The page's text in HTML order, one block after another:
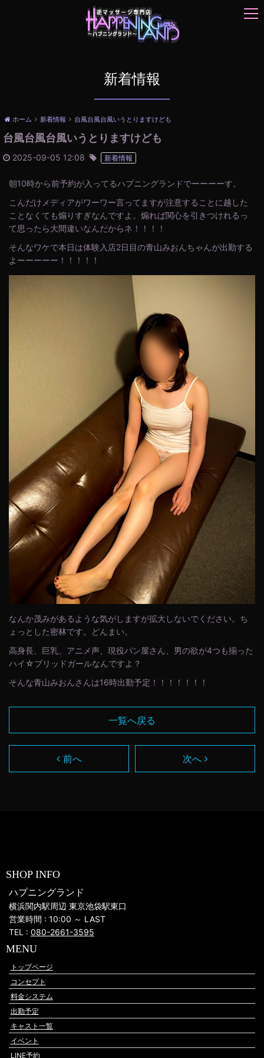
新着情報
ホーム 新着情報 台風台風台風いうとりますけども
台風台風台風いうとりますけども
2025-09-05 12:08 新着情報
朝10時から前予約が入ってるハプニングランドでーーーーす。
こんだけメディアがワーワー言ってますが注意することに越した
ことなくても煽りすぎなんですよ。煽れば関心を引きつけれるっ
て思ったら大間違いなんだからネ！！！！
そんなワケで本日は体験入店2日目の青山みおんちゃんが出勤する
よーーーーー！！！！！
なんか茂みがあるような気がしますが拡大しないでください。ち
ょっとした密林です。どんまい。
高身長、巨乳、アニメ声、現役パン屋さん、男の欲が4つも揃った
ハイ☆ブリッドガールなんですよ？
そんな青山みおんさんは16時出勤予定！！！！！！！
前へ
一覧へ戻る
次へ
SHOP INFO
ハプニングランド
横浜関内駅周辺 東京池袋駅東口
営業時間 : 10:00 ～ LAST
TEL : 080-2661-3595
MENU
トップページ
コンセプト
料金システム
出勤予定
キャスト一覧
イベント
LINE予約
t